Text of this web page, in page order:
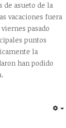
de asueto de la
vacaciones fuera
pasado
puntos
la
han podido